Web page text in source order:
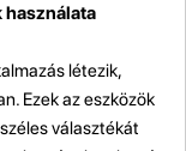
használata
létezik,
Ezek az eszközök
választékát